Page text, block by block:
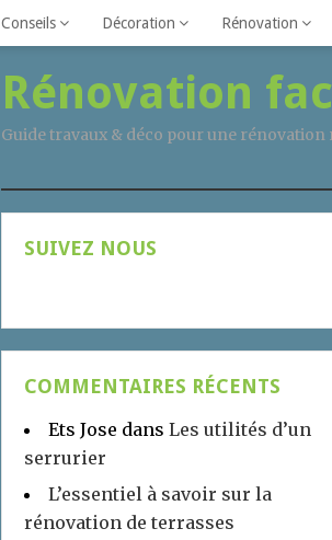
Conseils Décoration Rénovation
Rénovation
Guide travaux & déco pour une rénovation
SUIVEZ NOUS
COMMENTAIRES RÉCENTS
Ets Jose dans Les utilités d’un
serrurier
L’essentiel à savoir sur la
rénovation de terrasses